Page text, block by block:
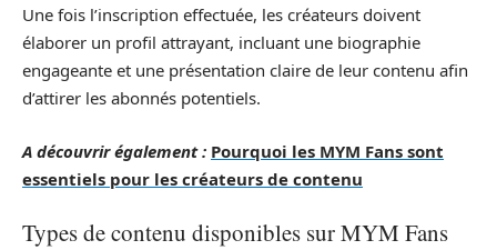
Une fois l’inscription effectuée, les créateurs doivent
élaborer un profil attrayant, incluant une biographie
engageante et une présentation claire de leur contenu afin
d’attirer les abonnés potentiels.
A découvrir également : Pourquoi les MYM Fans sont
essentiels pour les créateurs de contenu
Types de contenu disponibles sur MYM Fans